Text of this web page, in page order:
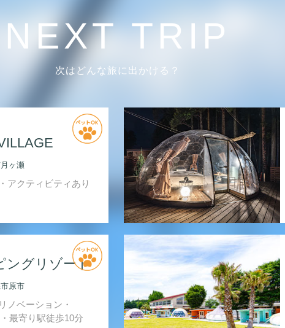
NEXT TRIP
次はどんな旅に出かける？
ヶ瀬
アクティビティあり
ングリゾート
原市
ノベーション・
最寄り駅徒歩10分